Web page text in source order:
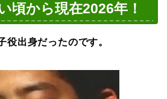
頃から現在2026年！
役出身だったのです。